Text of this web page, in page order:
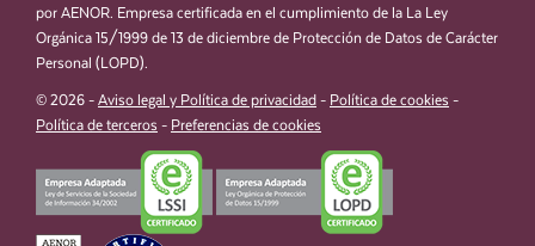
por AENOR. Empresa certificada en el cumplimiento de la La Ley
Orgánica 15/1999 de 13 de diciembre de Protección de Datos de Carácter
Personal (LOPD).
© 2026 - Aviso legal y Política de privacidad - Política de cookies -
Política de terceros - Preferencias de cookies